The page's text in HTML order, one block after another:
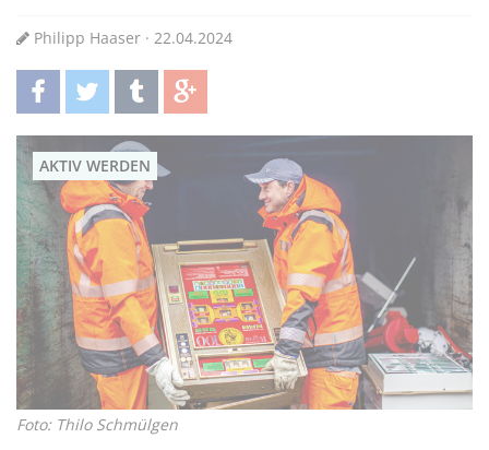
Philipp Haaser · 22.04.2024
teilentwittern teilen teilen
AKTIV WERDEN
Foto: Thilo Schmülgen